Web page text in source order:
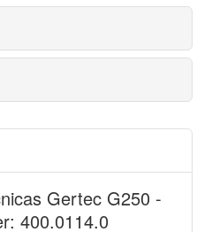
Gertec G250 -
400.0114.0